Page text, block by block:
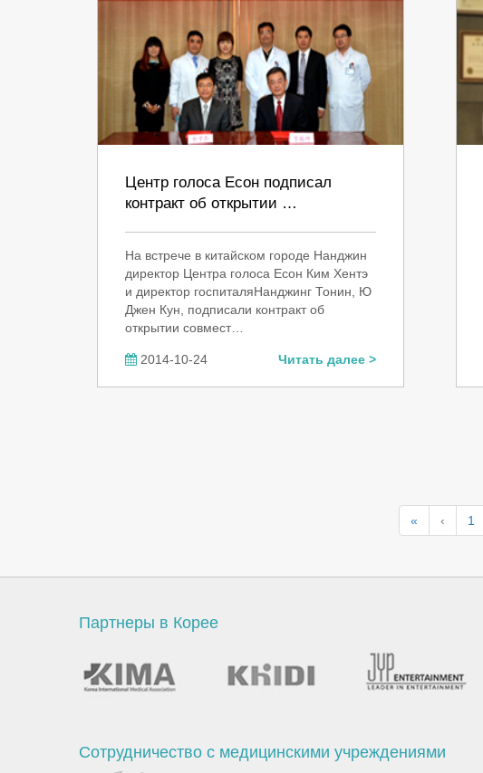
Центр голоса Есон подписал
контракт об открытии …
На встрече в китайском городе Нанджин
директор Центра голоса Есон Ким Хентэ
и директор госпиталяНанджинг Тонин, Ю
Джен Кун, подписали контракт об
открытии совмест…
2014-10-24 Читать далее >
« ‹ 1
Партнеры в Корее
Сотрудничество с медицинскими учреждениями